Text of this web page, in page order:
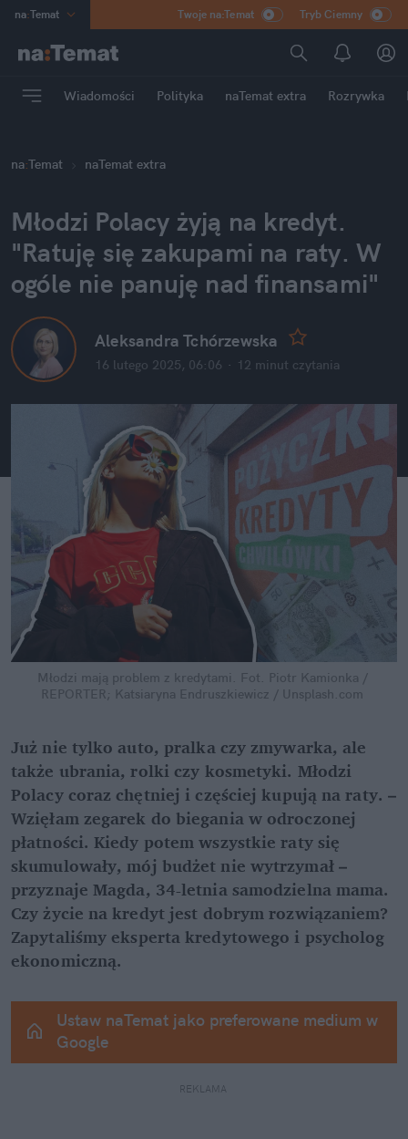
na:Temat
Poland
mama
Rozrywka
Twoje na:Temat Tryb Ciemny
Wiadomości Polityka naTemat extra Rozrywka
na:Temat naTemat extra
Młodzi Polacy żyją na kredyt.
"Ratuję się zakupami na raty. W
ogóle nie panuję nad finansami"
Aleksandra Tchórzewska
16 lutego 2025, 06:06 · 12 minut czytania
Młodzi mają problem z kredytami.
Fot. Piotr Kamionka /
REPORTER; Katsiaryna Endruszkiewicz / Unsplash.com
Już nie tylko auto, pralka czy zmywarka, ale
także ubrania, rolki czy kosmetyki. Młodzi
Polacy coraz chętniej i częściej kupują na raty. –
Wzięłam zegarek do biegania w odroczonej
płatności. Kiedy potem wszystkie raty się
skumulowały, mój budżet nie wytrzymał –
przyznaje Magda, 34-letnia samodzielna mama.
Czy życie na kredyt jest dobrym rozwiązaniem?
Zapytaliśmy eksperta kredytowego i psycholog
ekonomiczną.
Ustaw naTemat jako preferowane medium w
Google
REKLAMA